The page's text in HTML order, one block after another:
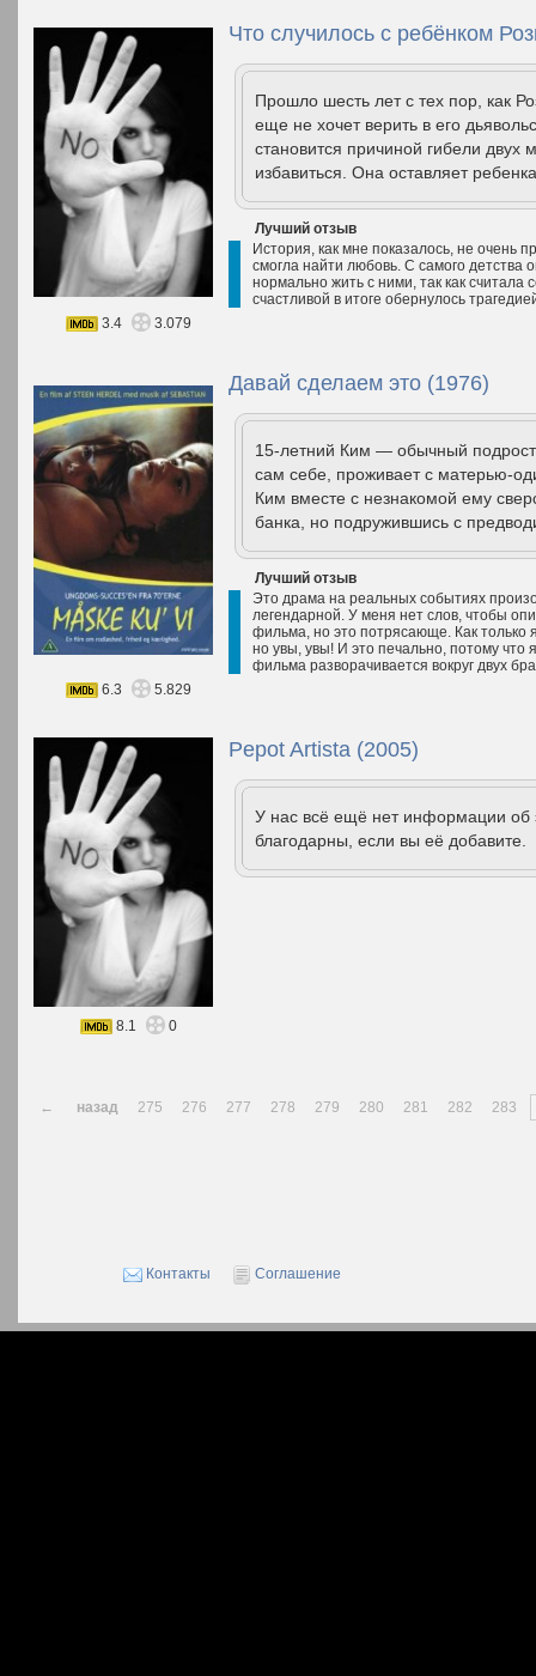
Что случилось с ребёнком
Прошло шесть лет с тех пор, как
еще не хочет верить в его
становится причиной гибели двух
избавиться. Она оставляет
Лучший отзыв
История, как мне показалось, не очень
смогла найти любовь. С самого
нормально жить с ними, так как
счастливой в итоге обернулось
3.4
3.079
Давай сделаем это (1976)
15-летний Ким — обычный
сам себе, проживает с матерью-
Ким вместе с незнакомой ему
банка, но подружившись с
Лучший отзыв
Это драма на реальных событиях
легендарной. У меня нет слов, чтобы
фильма, но это потрясающе. Как только
но увы, увы! И это печально, потому
фильма разворачивается вокруг двух
6.3
5.829
Pepot Artista (2005)
У нас всё ещё нет информации
благодарны, если вы её добавите.
8.1 0
← назад 275 276 277 278 279 280 281 282 283
Контакты Соглашение